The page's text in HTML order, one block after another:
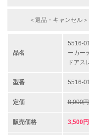
＜返品・キャンセル＞
品名
5516-
ーカー
ドアス
型番 5516-
定価 8,000
販売価格 3,500